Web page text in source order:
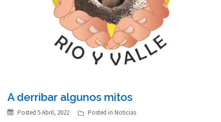
A derribar algunos mitos
Posted 5 Abril, 2022 Posted in Noticias